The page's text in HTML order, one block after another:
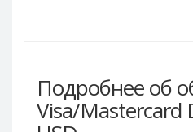
Подробнее об
Visa/Mastercard
Skril EUR
Skril INR